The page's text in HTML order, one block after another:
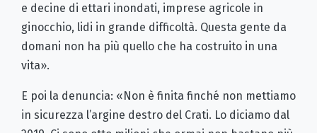
e decine di ettari inondati, imprese agricole in
ginocchio, lidi in grande difficoltà. Questa gente da
domani non ha più quello che ha costruito in una
vita».
E poi la denuncia: «Non è finita finché non mettiamo
in sicurezza l’argine destro del Crati. Lo diciamo dal